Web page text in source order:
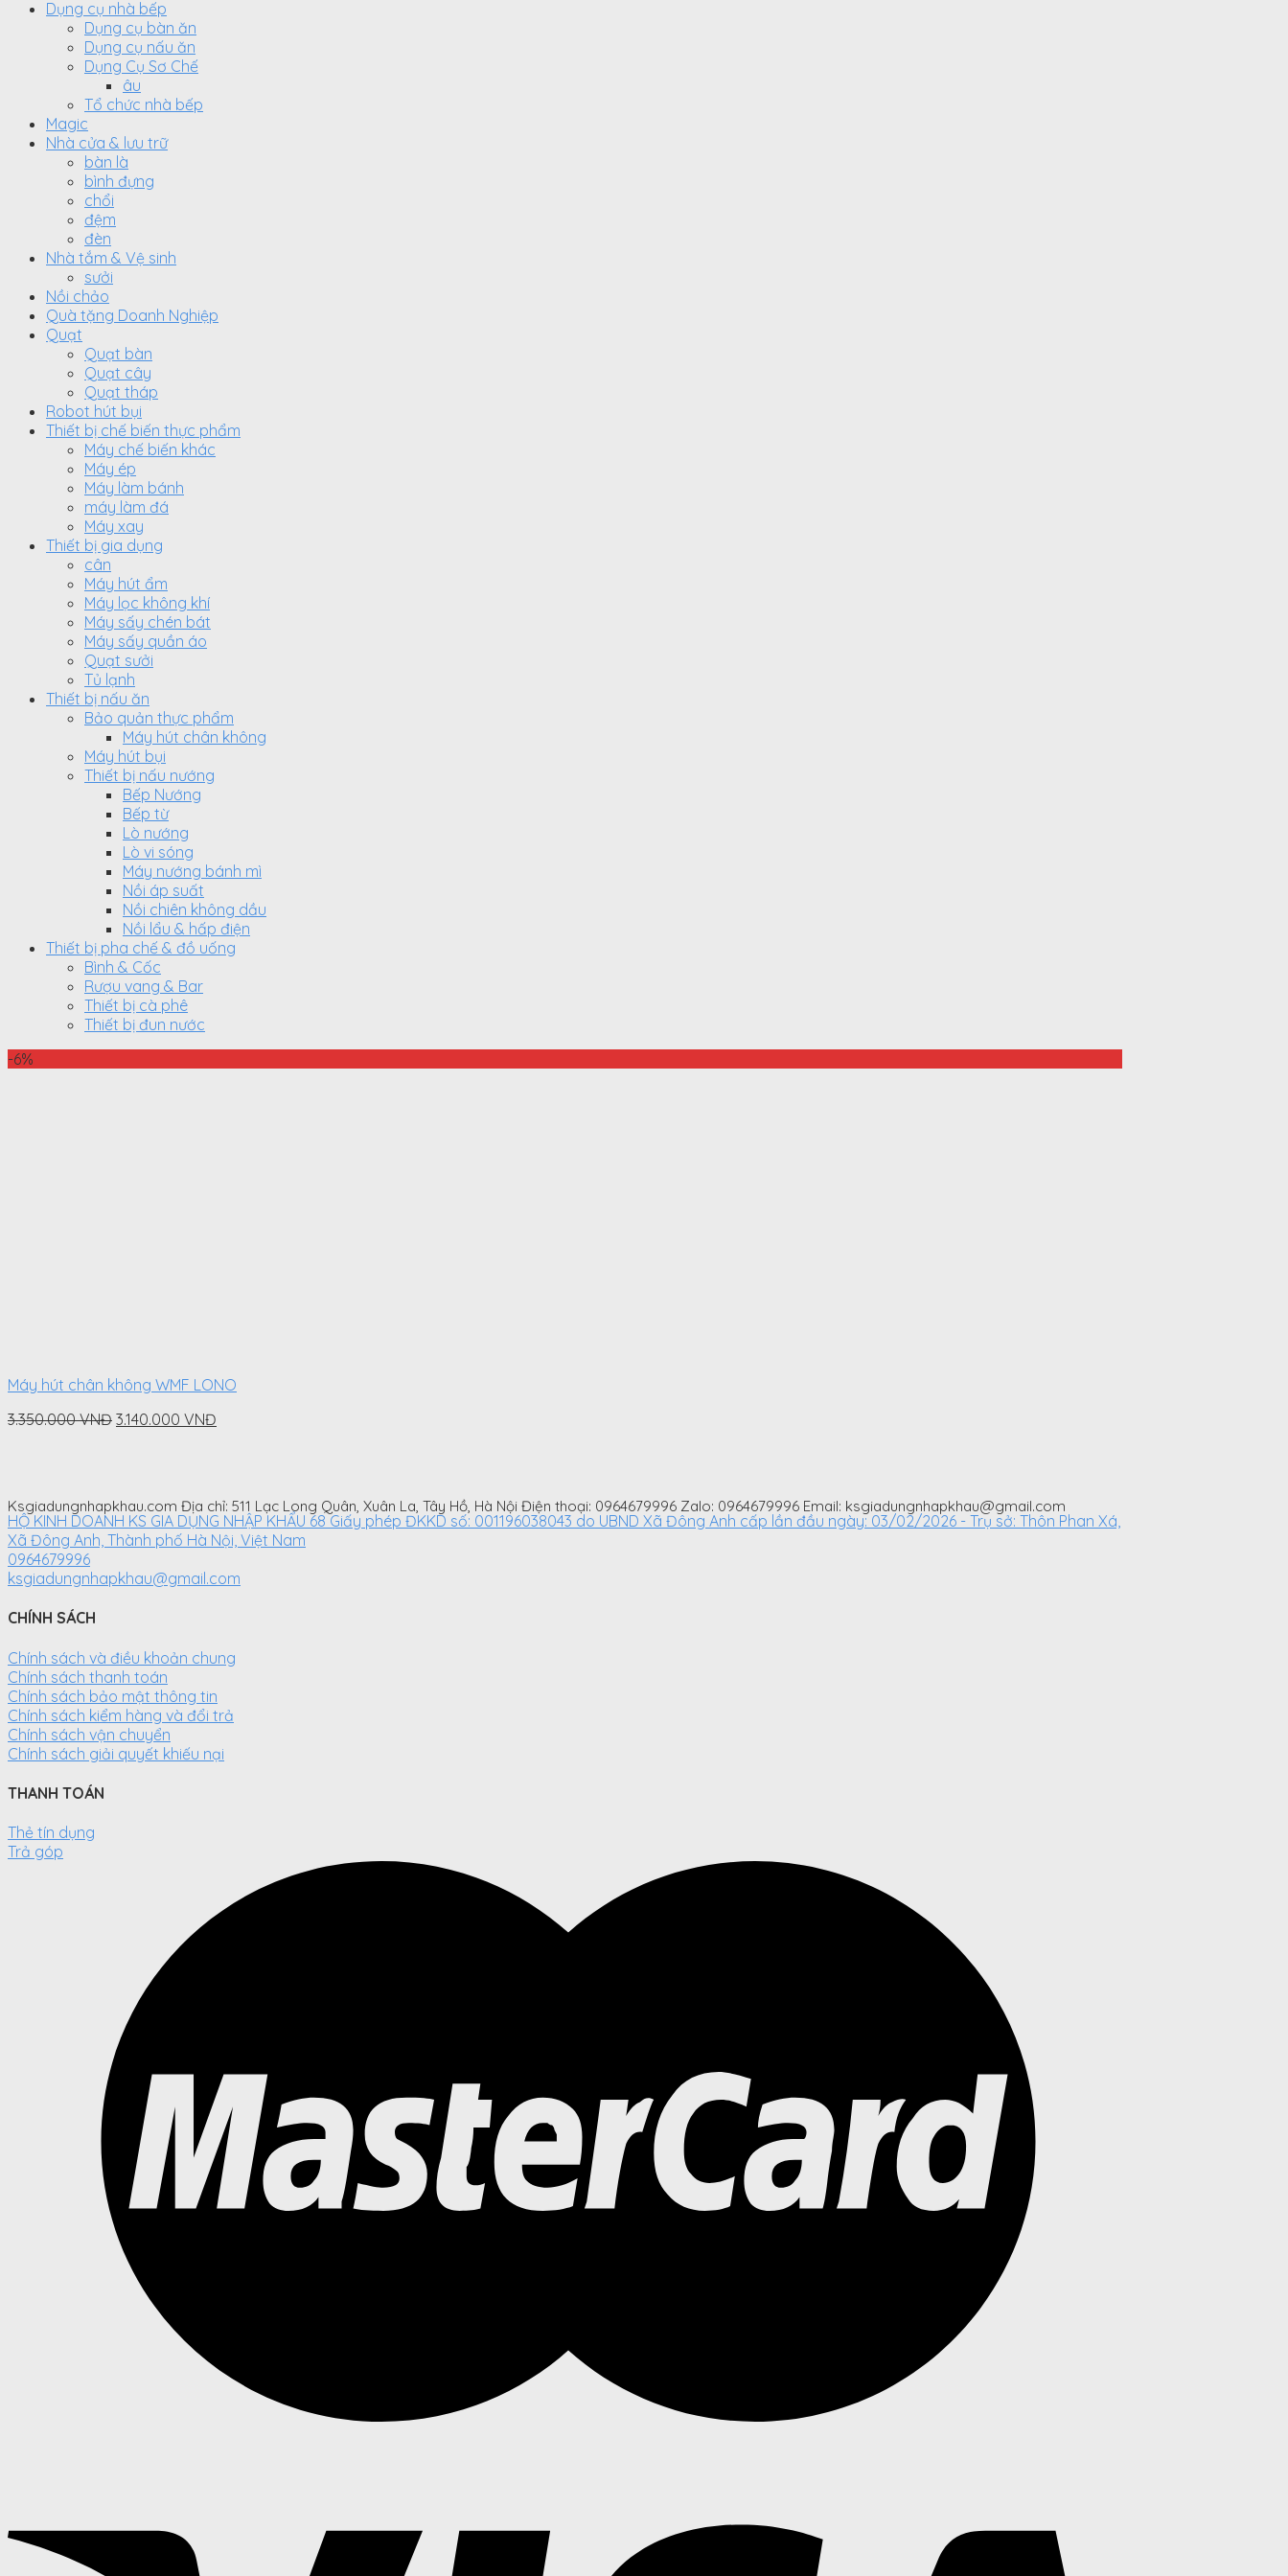
Dụng cụ nhà bếp
Dụng cụ bàn ăn
Dụng cụ nấu ăn
Dụng Cụ Sơ Chế
âu
Tổ chức nhà bếp
Magic
Nhà cửa & lưu trữ
bàn là
bình đựng
chổi
đệm
đèn
Nhà tắm & Vệ sinh
sưởi
Nồi chảo
Quà tặng Doanh Nghiệp
Quạt
Quạt bàn
Quạt cây
Quạt tháp
Robot hút bụi
Thiết bị chế biến thực phẩm
Máy chế biến khác
Máy ép
Máy làm bánh
máy làm đá
Máy xay
Thiết bị gia dụng
cân
Máy hút ẩm
Máy lọc không khí
Máy sấy chén bát
Máy sấy quần áo
Quạt sưởi
Tủ lạnh
Thiết bị nấu ăn
Bảo quản thực phẩm
Máy hút chân không
Máy hút bụi
Thiết bị nấu nướng
Bếp Nướng
Bếp từ
Lò nướng
Lò vi sóng
Máy nướng bánh mì
Nồi áp suất
Nồi chiên không dầu
Nồi lẩu & hấp điện
Thiết bị pha chế & đồ uống
Bình & Cốc
Rượu vang & Bar
Thiết bị cà phê
Thiết bị đun nước
-6%
Máy hút chân không WMF LONO
3.350.000VNĐ Original
3.140.000 VNĐ
VNĐ.
Ksgiadungnhapkhau.com Địa chỉ: 511 Lạc Long Quân, Xuân La, Tây Hồ, Hà Nội Điện thoại: 0964679996 Zalo: 0964679996 Email: ksgiadungnhapkhau@gmail.com
HỘ KINH DOANH KS GIA DỤNG NHẬP KHẨU 68 Giấy phép ĐKKD số: 001196038043 do UBND Xã Đông Anh cấp lần đầu ngày: 03/02/2026 - Trụ sở: Thôn Phan Xá,
Xã Đông Anh, Thành phố Hà Nội, Việt Nam
0964679996
ksgiadungnhapkhau@gmail.com
CHÍNH SÁCH
Chính sách và điều khoản chung
Chính sách thanh toán
Chính sách bảo mật thông tin
Chính sách kiểm hàng và đổi trả
Chính sách vận chuyển
Chính sách giải quyết khiếu nại
THANH TOÁN
Thẻ tín dụng
Trả góp